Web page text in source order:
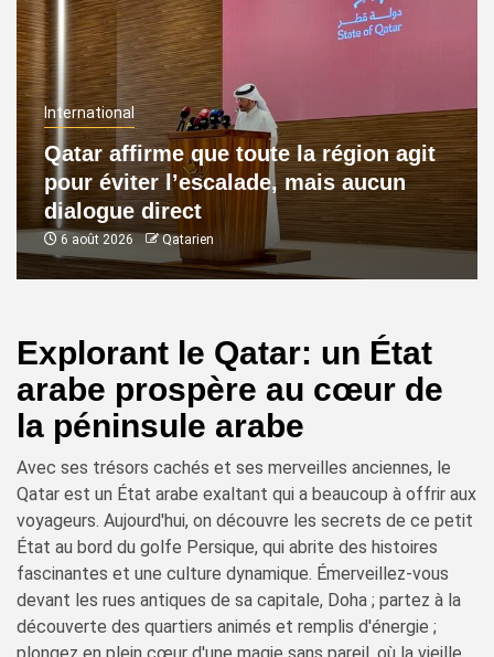
International
Qatar affirme que toute la région agit
pour éviter l’escalade, mais aucun
dialogue direct
6 août 2026 Qatarien
Explorant le Qatar: un État
arabe prospère au cœur de
la péninsule arabe
Avec ses trésors cachés et ses merveilles anciennes, le
Qatar est un État arabe exaltant qui a beaucoup à offrir aux
voyageurs. Aujourd'hui, on découvre les secrets de ce petit
État au bord du golfe Persique, qui abrite des histoires
fascinantes et une culture dynamique. Émerveillez-vous
devant les rues antiques de sa capitale, Doha ; partez à la
découverte des quartiers animés et remplis d'énergie ;